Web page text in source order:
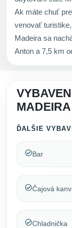
Ak máte chuť
venovať
Madeira sa
Anton a 7,5 km
MADEIRA
ĎALŠIE
Bar
Čajová
Chladnička